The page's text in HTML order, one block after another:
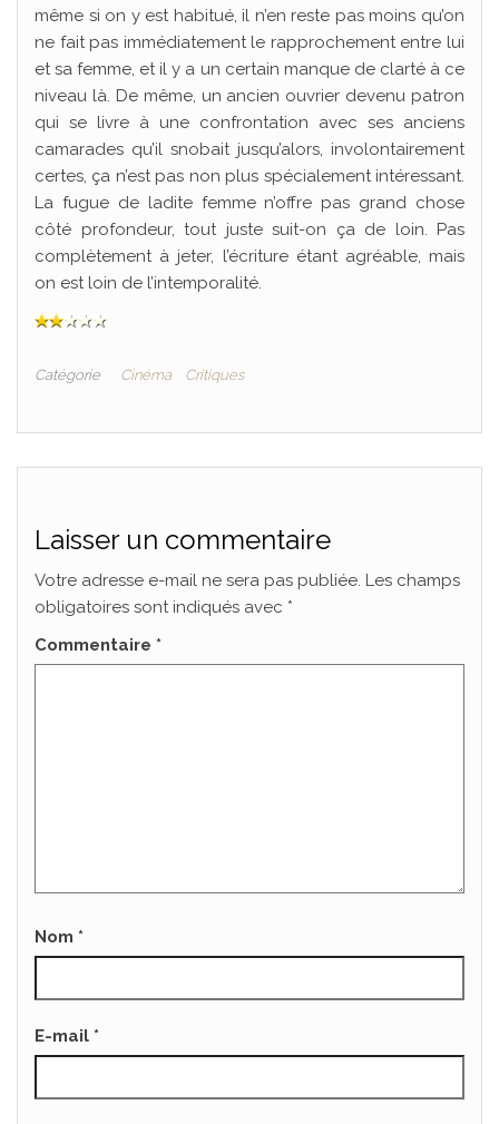
même si on y est habitué, il n’en reste pas moins qu’on
ne fait pas immédiatement le rapprochement entre lui
et sa femme, et il y a un certain manque de clarté à ce
niveau là. De même, un ancien ouvrier devenu patron
qui se livre à une confrontation avec ses anciens
camarades qu’il snobait jusqu’alors, involontairement
certes, ça n’est pas non plus spécialement intéressant.
La fugue de ladite femme n’offre pas grand chose
côté profondeur, tout juste suit-on ça de loin. Pas
complètement à jeter, l’écriture étant agréable, mais
on est loin de l’intemporalité.
Catégorie Cinéma Critiques
Laisser un commentaire
Votre adresse e-mail ne sera pas publiée. Les champs
obligatoires sont indiqués avec *
Commentaire *
Nom *
E-mail *